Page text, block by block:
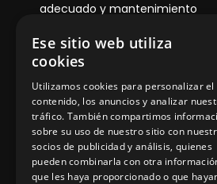
adecuado y mantenimiento
Dónde encontrarnos
Ese sitio web utiliza
cookies
Utilizamos cookies para personalizar el
contenido, los anuncios y analizar
tráfico. También compartimos
sobre su uso de nuestro sitio con
socios de publicidad y análisis, quienes
pueden combinarla con otra
que les haya proporcionado o que